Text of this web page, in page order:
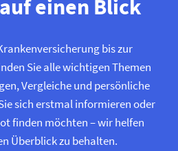
einen Blick
bis zur
Sie alle wichtigen Themen
Vergleiche und persönliche
sich erstmal informieren oder
finden möchten – wir helfen
Überblick zu behalten.